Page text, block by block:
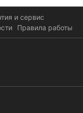
и сервис
Правила работы